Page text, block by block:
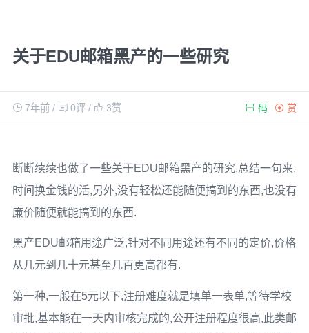
关于EDU邮箱黑产的一些研究
7年前/ 0评/ 3赞 赏
码
断断续续也做了一些关于EDU邮箱黑产的研究,总结一句来,
时间换金钱的活,另外,没有轻松还能随便搞到的东西,也没有
廉价随便就能搞到的东西.
黑产EDU邮箱用途广泛,针对不同用途还有不同的定价,价格
从几元到几十元甚至几百更高都有.
第一种,一般在5元以下,注册难度就是填单一表单,等待学校
审批,基本能在一天内审核完成的,公开注册程度很高,此类邮